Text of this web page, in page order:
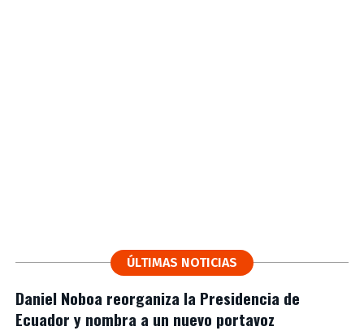
ÚLTIMAS NOTICIAS
Daniel Noboa reorganiza la Presidencia de
Ecuador y nombra a un nuevo portavoz